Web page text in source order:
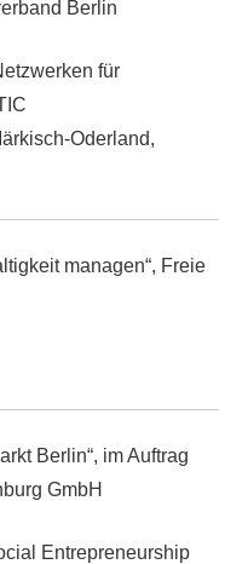
Berlin
für
Oderland,
managen“, Freie
Berlin“, im Auftrag
GmbH
Entrepreneurship